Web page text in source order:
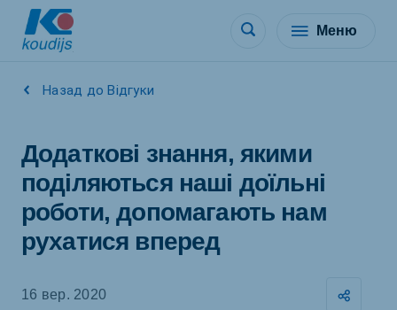
Меню
Назад до Відгуки
Додаткові знання, якими
поділяються наші доїльні
роботи, допомагають нам
рухатися вперед
16 вер. 2020